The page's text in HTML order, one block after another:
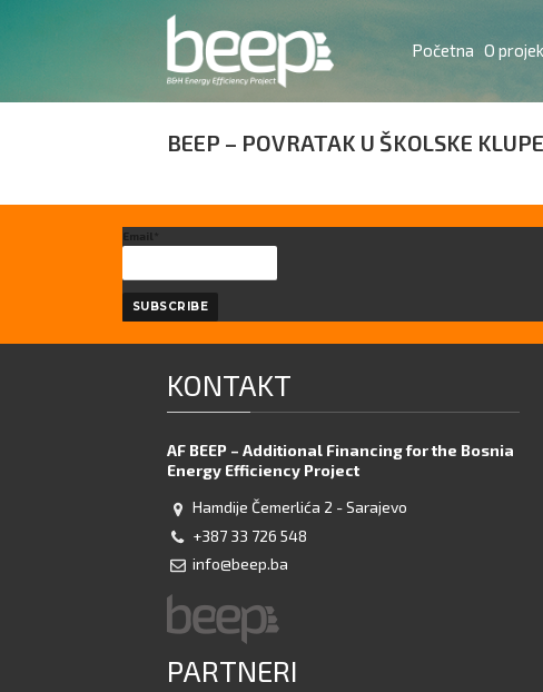
Početna O
BEEP – POVRATAK U ŠKOLSKE KLUPE
Email*
KONTAKT
AF BEEP – Additional Financing for the Bosnia
Energy Efficiency Project
Hamdije Čemerlića 2 - Sarajevo
+387 33 726 548
info@beep.ba
PARTNERI